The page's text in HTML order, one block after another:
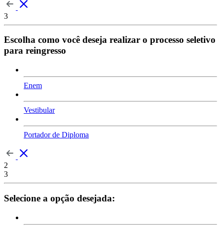
3
Escolha como você deseja realizar o processo seletivo
para reingresso
Enem
Vestibular
Portador de Diploma
2
3
Selecione a opção desejada: